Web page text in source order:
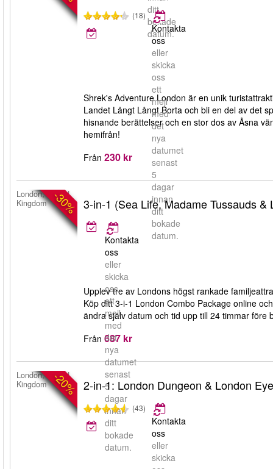
ditt
bokade
datum.
(18)
Kontakta
oss
eller
skicka
oss
ett
mejl
med
det
nya
datumet
senast
5
dagar
innan
ditt
bokade
datum.
Shrek's Adventure London är en unik
Landet Långt Långt Borta och bli en del av det
hisnande berättelser och en stor dos av Åsna
hemifrån!
Från 230 kr
-30%
London, United
Kingdom
3-in-1 (Sea Life, Madame Tussauds &
Kontakta
oss
eller
skicka
oss
ett
mejl
med
det
nya
datumet
senast
5
dagar
innan
ditt
bokade
datum.
Upplev tre av Londons högst rankade
Köp ditt 3-i-1 London Combo Package online
ändra själv datum och tid upp till 24 timmar före
Från 687 kr
-20%
London, United
Kingdom
2-in-1: London Dungeon & London Eye
(43)
Kontakta
oss
eller
skicka